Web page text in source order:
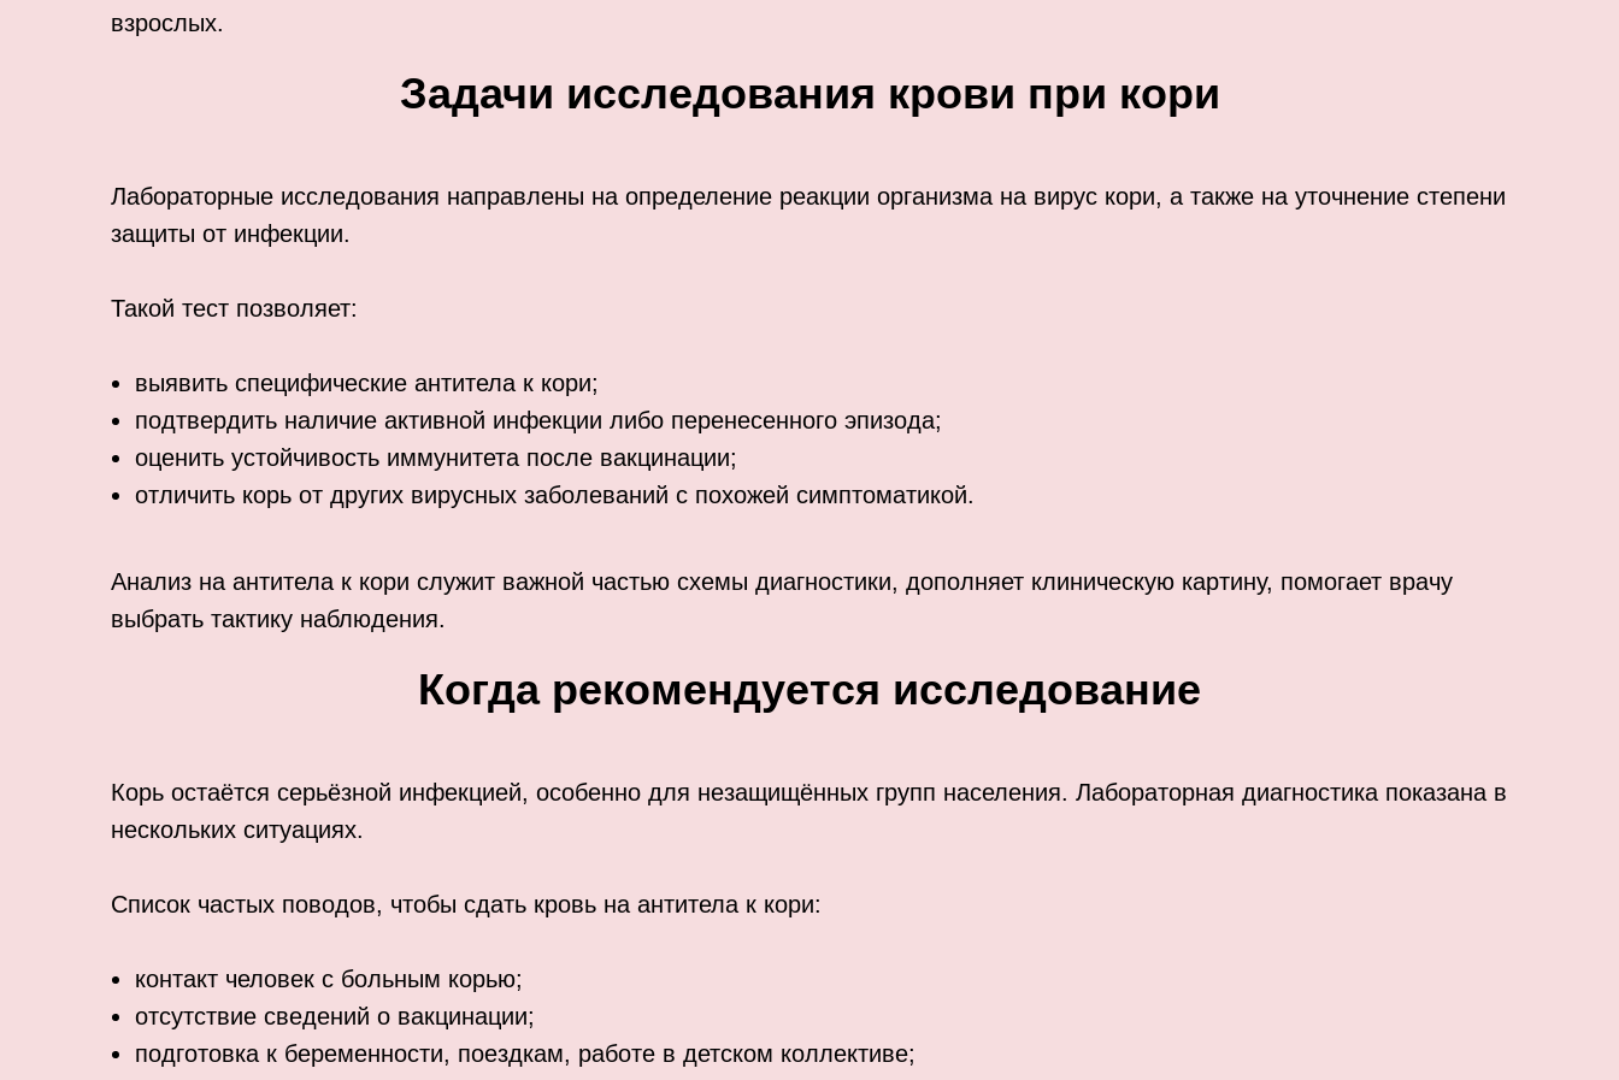
взрослых.
Задачи исследования крови при кори
Лабораторные исследования направлены на определение реакции организма на вирус кори, а также на уточнение степени
защиты от инфекции.
Такой тест позволяет:
выявить специфические антитела к кори;
подтвердить наличие активной инфекции либо перенесенного эпизода;
оценить устойчивость иммунитета после вакцинации;
отличить корь от других вирусных заболеваний с похожей симптоматикой.
Анализ на антитела к кори служит важной частью схемы диагностики, дополняет клиническую картину, помогает врачу
выбрать тактику наблюдения.
Когда рекомендуется исследование
Корь остаётся серьёзной инфекцией, особенно для незащищённых групп населения. Лабораторная диагностика показана в
нескольких ситуациях.
Список частых поводов, чтобы сдать кровь на антитела к кори:
контакт человек с больным корью;
отсутствие сведений о вакцинации;
подготовка к беременности, поездкам, работе в детском коллективе;